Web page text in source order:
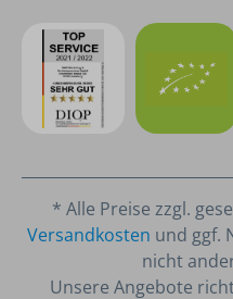
* Alle Preise zzgl.
Versandkosten und ggf.
nicht
Unsere Angebote